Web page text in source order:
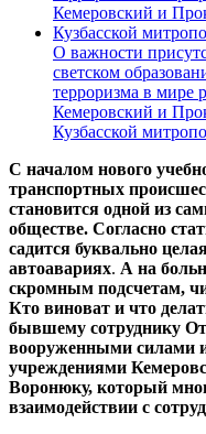
О важности
светском
терроризма в мире
Кемеровский и
Кузбасской
С началом нового
транспортных
становится одной из
обществе. Согласно
садится буквально
автоавариях. А на
скромным подсчетам,
Кто виноват и что
бывшему сотруднику
вооруженными силами
учреждениями
Воронюку, который
взаимодействии с